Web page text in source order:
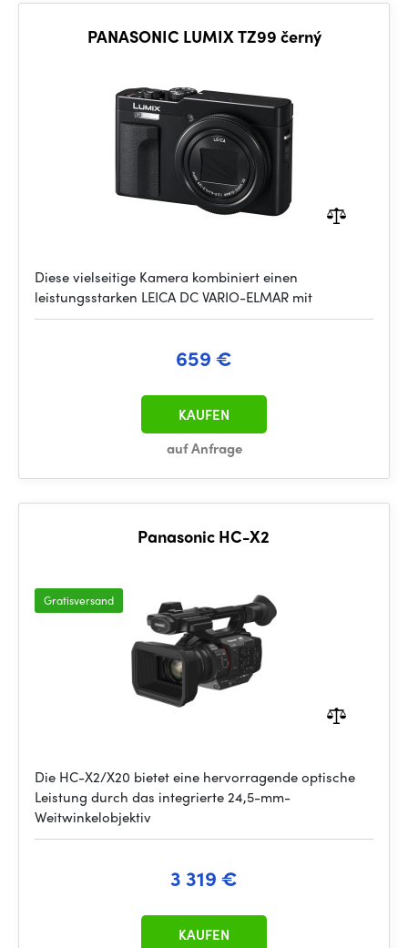
PANASONIC LUMIX TZ99 černý
Diese vielseitige Kamera kombiniert einen
leistungsstarken LEICA DC VARIO-ELMAR mit
659 €
auf Anfrage
KAUFEN
Panasonic HC-X2
Gratisversand
Die HC-X2/X20 bietet eine hervorragende optische
Leistung durch das integrierte 24,5-mm-
Weitwinkelobjektiv
3 319 €
KAUFEN